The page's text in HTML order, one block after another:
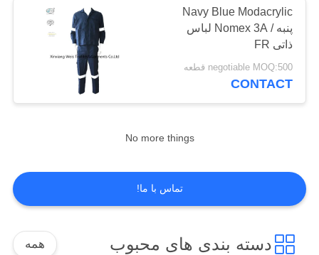
پارچه دافع روغن
23
پارچه قوس فلش
Navy Blue Modacrylic
پنبه / Nomex 3A لباس
ذاتی FR
negotiable MOQ:500 قطعه
CONTACT
No more things
تماس با ما!
دسته بندی های محبوب همه